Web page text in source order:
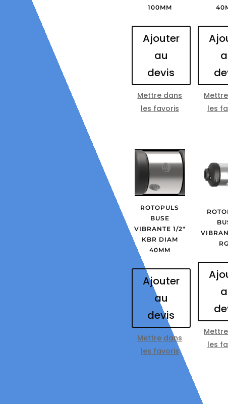
100MM
Ajouter
au
devis
Mettre dans
les favoris
les
ROTOPULS
BUSE
VIBRANTE 1/2″
KBR DIAM
40MM
Ajouter
au
devis
Mettre dans
les favoris
les